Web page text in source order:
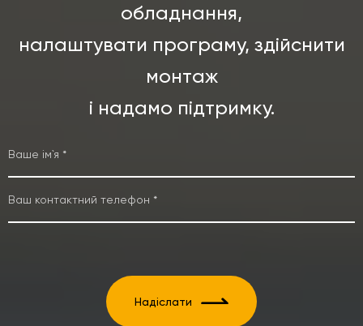
обладнання,
налаштувати програму, здійснити
монтаж
і надамо підтримку.
Надіслати